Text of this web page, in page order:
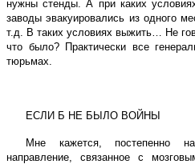
нужны стенды. А при каких
заводы эвакуировались из одного
т.д. В таких условиях выжить… Не
что было? Практически все
тюрьмах.
ЕСЛИ Б НЕ БЫЛО ВОЙНЫ
Мне кажется, постепенно
направление, связанное с